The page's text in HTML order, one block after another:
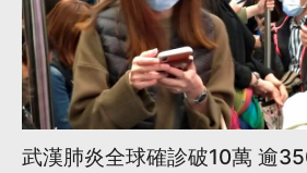
武漢肺炎全球確診破10萬 逾